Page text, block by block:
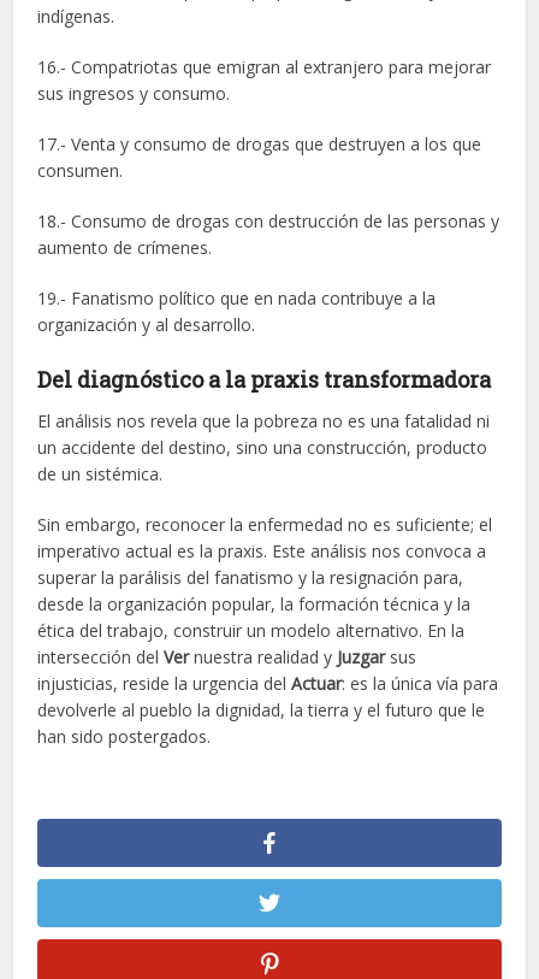
indígenas.
16.- Compatriotas que emigran al extranjero para mejorar
sus ingresos y consumo.
17.- Venta y consumo de drogas que destruyen a los que
consumen.
18.- Consumo de drogas con destrucción de las personas y
aumento de crímenes.
19.- Fanatismo político que en nada contribuye a la
organización y al desarrollo.
Del diagnóstico a lapraxis transformadora
El análisis nos revela que la pobreza no es una fatalidad ni
un accidente del destino, sino una construcción, producto
de un sistémica.
Sin embargo, reconocer la enfermedad no es suficiente; el
imperativo actual es la praxis. Este análisis nos convoca a
superar la parálisis del fanatismo y la resignación para,
desde la organización popular, la formación técnica y la
ética del trabajo, construir un modelo alternativo. En la
intersección delVernuestra realidad y Juzgarsus
injusticias, reside la urgencia delActuar: es la única vía para
devolverle al pueblo la dignidad, la tierra y el futuro que le
han sido postergados.